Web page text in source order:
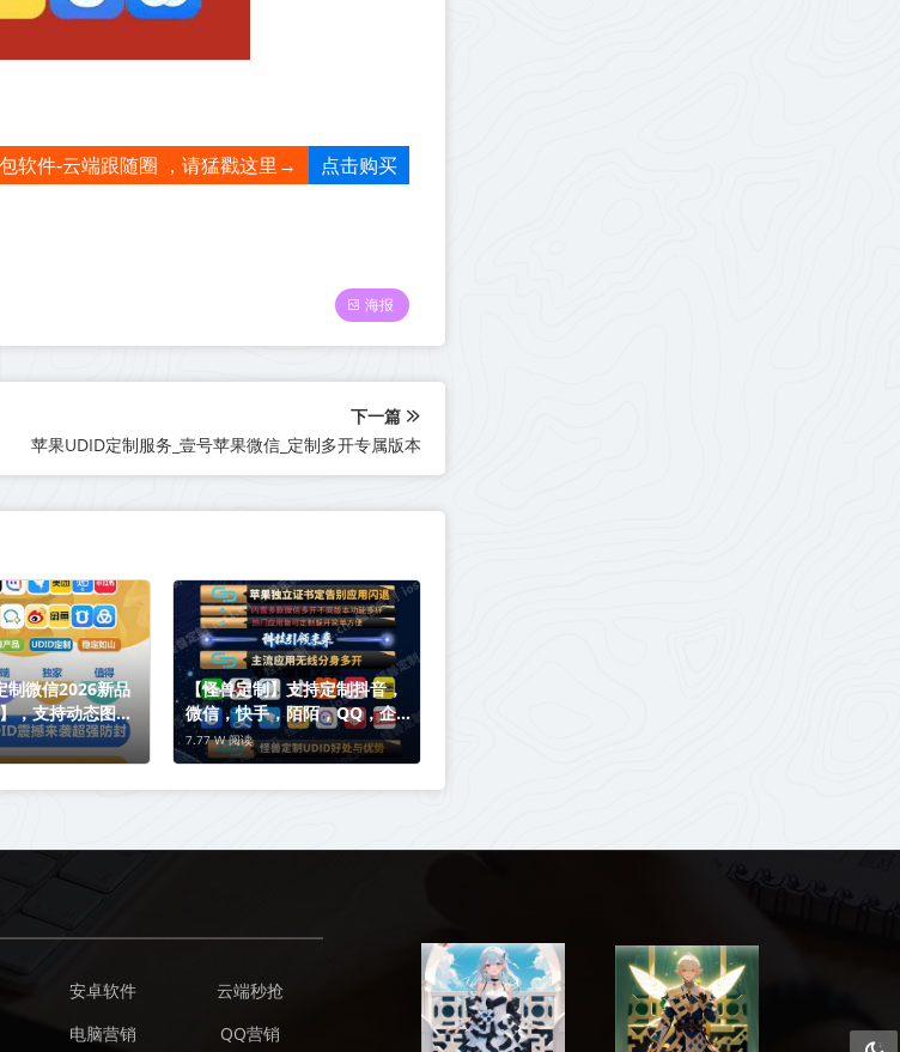
软件-云端跟随圈 ，请猛戳这里→ 点击购买
海报
下一篇
苹果UDID定制服务_壹号苹果微信_定制多开专属版本
制微信2026新品
，支持动态图发
其他app
【怪兽定制】支持定制抖音，
微信，快手，陌陌，QQ，企
业微信，是真的么
7.77 W 阅读
安卓软件
云端秒抢
电脑营销 QQ营销